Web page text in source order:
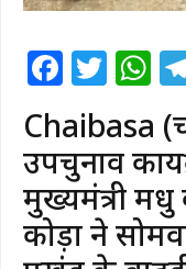
Chaibasa
उपचुनाव
मुख्यमंत्री मधु
कोड़ा ने